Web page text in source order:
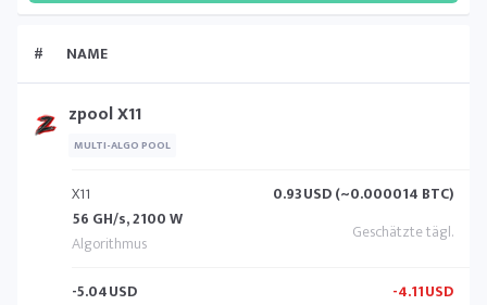
# NAME
zpool X11
MULTI-ALGO POOL
X11
56 GH/s, 2100 W
0.93USD (~0.000014 BTC)
-5.04USD -4.11USD